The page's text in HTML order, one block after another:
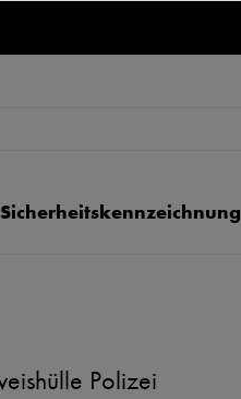
Sicherheitskennzeichnung
Polizei